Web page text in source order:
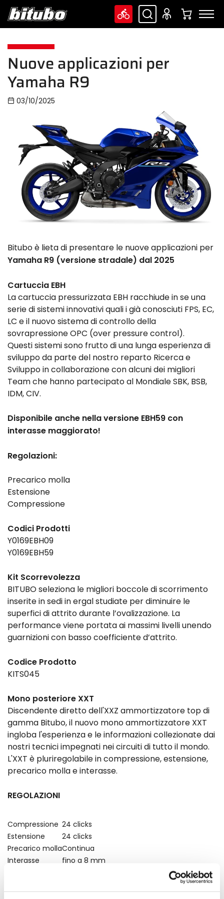
Nuove applicazioni per
Yamaha R9
03/10/2025
Bitubo è lieta di presentare le nuove applicazioni per
Yamaha R9 (versione stradale) dal 2025
Cartuccia EBH
La cartuccia pressurizzata EBH racchiude in se una
serie di sistemi innovativi quali i già conosciuti FPS, EC,
LC e il nuovo sistema di controllo della
sovrapressione OPC (over pressure control).
Questi sistemi sono frutto di una lunga esperienza di
sviluppo da parte del nostro reparto Ricerca e
Sviluppo in collaborazione con alcuni dei migliori
Team che hanno partecipato al Mondiale SBK, BSB,
IDM, CIV.
Disponibile anche nella versione EBH59 con
interasse maggiorato!
Regolazioni:
Precarico molla
Estensione
Compressione
Codici Prodotti
Y0169EBH09
Y0169EBH59
Kit Scorrevolezza
BITUBO seleziona le migliori boccole di scorrimento
inserite in sedi in ergal studiate per diminuire le
superfici di attrito durante l’ovalizzazione. La
performance viene portata ai massimi livelli unendo
guarnizioni con basso coefficiente d’attrito.
Codice Prodotto
KITS045
Mono posteriore XXT
Discendente diretto dell'XXZ ammortizzatore top di
gamma Bitubo, il nuovo mono ammortizzatore XXT
ingloba l'esperienza e le informazioni collezionate dai
nostri tecnici impegnati nei circuiti di tutto il mondo.
L'XXT è pluriregolabile in compressione, estensione,
precarico molla e interasse.
REGOLAZIONI
Compressione 24 clicks
Estensione
24 clicks
Precarico mollaContinua
Interasse
fino a 8 mm